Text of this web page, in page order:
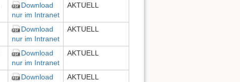
Download
nur im Intranet
AKTUELL
Download
nur im Intranet
AKTUELL
Download
nur im Intranet
AKTUELL
Download
AKTUELL